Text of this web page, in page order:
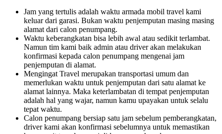
Jam yang tertulis adalah waktu armada mobil travel kami
keluar dari garasi. Bukan waktu penjemputan masing masing
alamat dari calon penumpang.
Waktu keberangkatan bisa lebih awal atau sedikit terlambat.
Namun tim kami baik admin atau driver akan melakukan
konfirmasi kepada calon penumpang mengenai jam
penjemputan di alamat.
Mengingat Travel merupakan transportasi umum dan
memerlukan waktu untuk penjemputan dari satu alamat ke
alamat lainnya. Maka keterlambatan di tempat penjemputan
adalah hal yang wajar, namun kamu upayakan untuk selalu
tepat waktu.
Calon penumpang bersiap satu jam sebelum pemberangkatan,
driver kami akan konfirmasi sebelumnya untuk memastikan